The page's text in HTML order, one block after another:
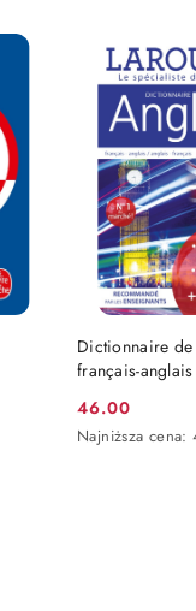
Dictionnaire
français-
Cena
promocyjna:
46.00
Najniższa
Najniższa cena:
DO